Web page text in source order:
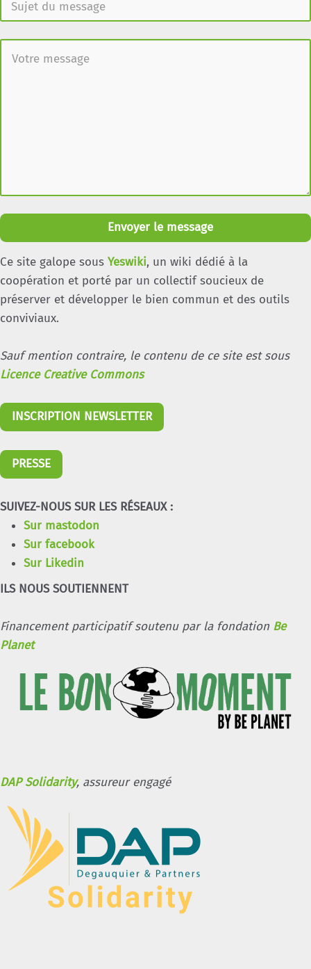
Envoyer le message
Ce site galope sous Yeswiki, un wiki dédié à la
coopération et porté par un collectif soucieux de
préserver et développer le bien commun et des outils
conviviaux.
Sauf mention contraire, le contenu de ce site est sous
Licence Creative Commons
INSCRIPTION NEWSLETTER
PRESSE
SUIVEZ-NOUS SUR LES RÉSEAUX :
Sur mastodon
Sur facebook
Sur Likedin
ILS NOUS SOUTIENNENT
Financement participatif soutenu par la fondation Be
Planet
DAP Solidarity, assureur engagé